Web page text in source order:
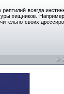
всегда
хищников.
своих